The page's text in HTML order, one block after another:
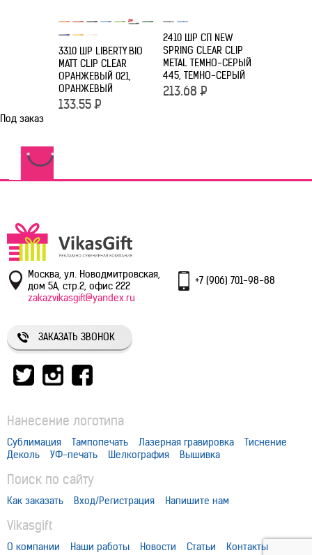
3310 ШР LIBERTY BIO
MATT CLIP CLEAR
ОРАНЖЕВЫЙ 021,
ОРАНЖЕВЫЙ
133.55 Р
2410 ШР СП NEW
SPRING CLEAR CLIP
METAL ТЕМНО-СЕРЫЙ
445, ТЕМНО-СЕРЫЙ
213.68 Р
Под заказ
Москва, ул. Новодмитровская,
дом 5А, стр.2, офис 222
+7 (906) 701-98-88
zakazvikasgift@yandex.ru
ЗАКАЗАТЬ ЗВОНОК
Нанесение логотипа
Сублимация Тампопечать Лазерная гравировка
Тиснение
Деколь
УФ-печать Шелкография Вышивка
Поиск по сайту
Как заказать Вход/Регистрация Напишите нам
Vikasgift
О компании Наши работы Новости Статьи Контакты